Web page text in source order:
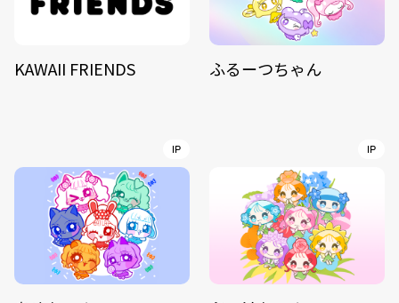
KAWAII FRIENDS ふるーつちゃん
IP IP